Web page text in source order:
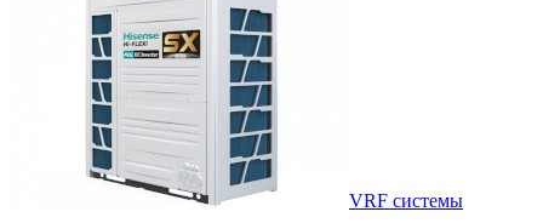
VRF системы